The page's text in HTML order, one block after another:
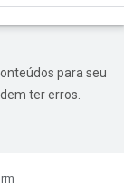
para seu
ter erros.